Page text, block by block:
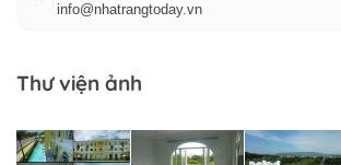
info@nhatrangtoday.vn
Thư viện ảnh